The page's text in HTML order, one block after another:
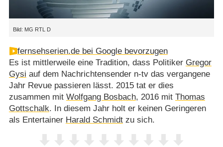
Bild: MG RTL D
fernsehserien.de bei Google bevorzugen
Es ist mittlerweile eine Tradition, dass Politiker Gregor
Gysi auf dem Nachrichtensender n-tv das vergangene
Jahr Revue passieren lässt. 2015 tat er dies
zusammen mit Wolfgang Bosbach, 2016 mit Thomas
Gottschalk. In diesem Jahr holt er keinen Geringeren
als Entertainer Harald Schmidtzu sich.